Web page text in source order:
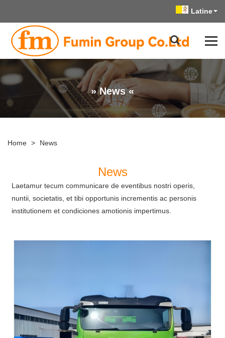
Latine
» News «
Home > News
News
Laetamur tecum communicare de eventibus nostri operis,
nuntii, societatis, et tibi opportunis incrementis ac personis
institutionem et condiciones amotionis impertimus.